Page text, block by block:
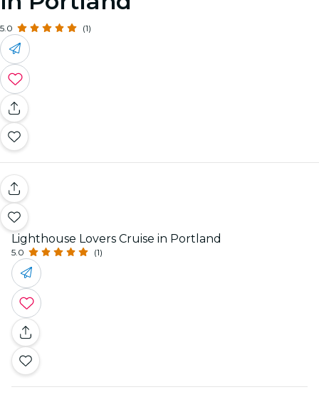
5.0 (1)
Lighthouse Lovers Cruise in Portland
5.0 (1)